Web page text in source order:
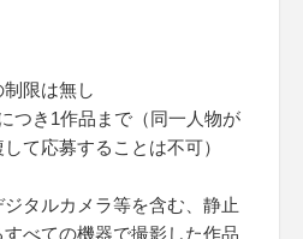
限は無し
つき1作品まで（同一人物が
て応募することは不可）
タルカメラ等を含む、静止
べての機器で撮影した作品